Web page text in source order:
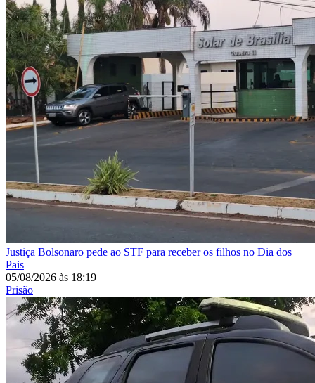
Justiça Bolsonaro pede ao STF para receber os filhos no Dia dos
Pais
05/08/2026 às 18:19
Prisão